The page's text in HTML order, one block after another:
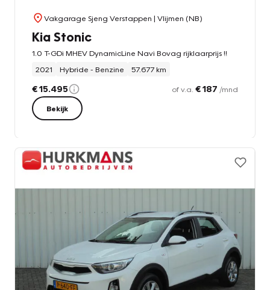
Vakgarage Sjeng Verstappen | Vlijmen (NB)
Kia Stonic
1.0 T-GDi MHEV DynamicLine Navi Bovag rijklaarprijs !!
2021
Hybride - Benzine 57.677 km
€ 15.495 of v.a. € 187 /mnd
Bekijk